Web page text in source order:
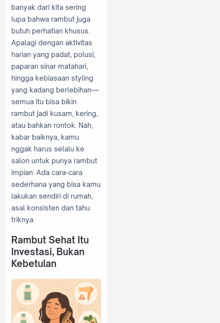
banyak dari kita sering
lupa bahwa rambut juga
butuh perhatian khusus.
Apalagi dengan aktivitas
harian yang padat, polusi,
paparan sinar matahari,
hingga kebiasaan styling
yang kadang berlebihan—
semua itu bisa bikin
rambut jadi kusam, kering,
atau bahkan rontok. Nah,
kabar baiknya, kamu
nggak harus selalu ke
salon untuk punya rambut
impian. Ada cara-cara
sederhana yang bisa kamu
lakukan sendiri di rumah,
asal konsisten dan tahu
triknya.
Rambut Sehat Itu
Investasi, Bukan
Kebetulan